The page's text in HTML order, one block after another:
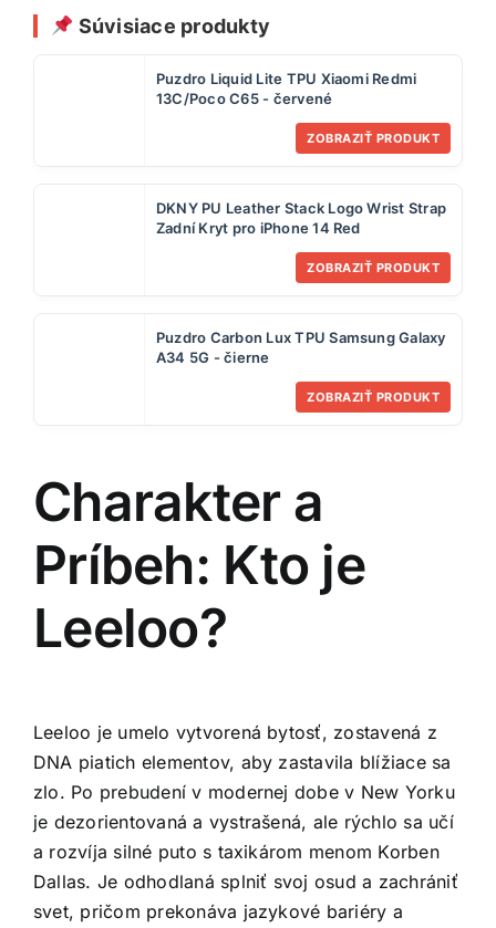
Súvisiace produkty
Puzdro Liquid Lite TPU Xiaomi Redmi
13C/Poco C65 - červené
ZOBRAZIŤ PRODUKT
DKNY PU Leather Stack Logo Wrist Strap
Zadní Kryt pro iPhone 14 Red
ZOBRAZIŤ PRODUKT
Puzdro Carbon Lux TPU Samsung Galaxy
A34 5G - čierne
ZOBRAZIŤ PRODUKT
Charakter a
Príbeh: Kto je
Leeloo?
Leeloo je umelo vytvorená bytosť, zostavená z
DNA piatich elementov, aby zastavila blížiace sa
zlo. Po prebudení v modernej dobe v New Yorku
je dezorientovaná a vystrašená, ale rýchlo sa učí
a rozvíja silné puto s taxikárom menom Korben
Dallas. Je odhodlaná splniť svoj osud a zachrániť
svet, pričom prekonáva jazykové bariéry a